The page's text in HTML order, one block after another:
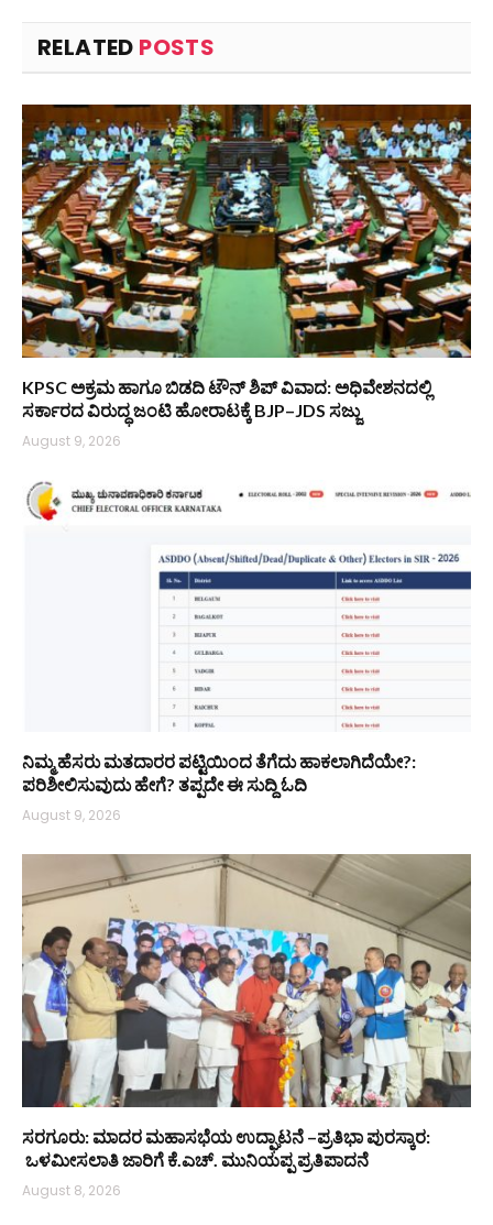
RELATED POSTS
KPSC ಅಕ್ರಮ ಹಾಗೂ ಬಿಡದಿ ಟೌನ್‌ ಶಿಪ್ ವಿವಾದ: ಅಧಿವೇಶನದಲ್ಲಿ
ಸರ್ಕಾರದ ವಿರುದ್ಧ ಜಂಟಿ ಹೋರಾಟಕ್ಕೆ BJP–JDS ಸಜ್ಜು
August 9, 2026
ನಿಮ್ಮ ಹೆಸರು ಮತದಾರರ ಪಟ್ಟಿಯಿಂದ ತೆಗೆದು ಹಾಕಲಾಗಿದೆಯೇ?:
ಪರಿಶೀಲಿಸುವುದು ಹೇಗೆ? ತಪ್ಪದೇ ಈ ಸುದ್ದಿ ಓದಿ
August 9, 2026
ಸರಗೂರು: ಮಾದರ ಮಹಾಸಭೆಯ ಉದ್ಘಾಟನೆ –ಪ್ರತಿಭಾ ಪುರಸ್ಕಾರ:
ಒಳಮೀಸಲಾತಿ ಜಾರಿಗೆ ಕೆ.ಎಚ್. ಮುನಿಯಪ್ಪ ಪ್ರತಿಪಾದನೆ
August 8, 2026